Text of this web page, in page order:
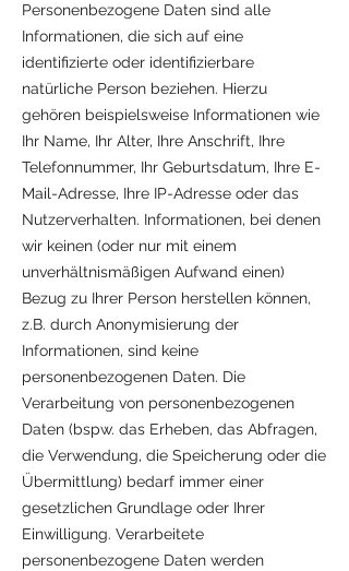
Personenbezogene Daten sind alle
Informationen, die sich auf eine
identifizierte oder identifizierbare
natürliche Person beziehen. Hierzu
gehören beispielsweise Informationen wie
Ihr Name, Ihr Alter, Ihre Anschrift, Ihre
Telefonnummer, Ihr Geburtsdatum, Ihre E-
Mail-Adresse, Ihre IP-Adresse oder das
Nutzerverhalten. Informationen, bei denen
wir keinen (oder nur mit einem
unverhältnismäßigen Aufwand einen)
Bezug zu Ihrer Person herstellen können,
z.B. durch Anonymisierung der
Informationen, sind keine
personenbezogenen Daten. Die
Verarbeitung von personenbezogenen
Daten (bspw. das Erheben, das Abfragen,
die Verwendung, die Speicherung oder die
Übermittlung) bedarf immer einer
gesetzlichen Grundlage oder Ihrer
Einwilligung. Verarbeitete
personenbezogene Daten werden